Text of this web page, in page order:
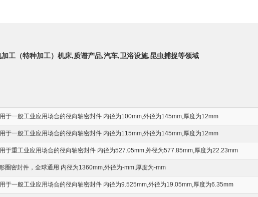
工（特种加工）机床,质谱产品,汽车,卫浴设施,昆虫捕捉等领域
于一般工业应用场合的径向轴密封件 内径为100mm,外径为145mm,厚度为12mm
于一般工业应用场合的径向轴密封件 内径为115mm,外径为145mm,厚度为12mm
于重工业应用场合的径向轴密封件 内径为527.05mm,外径为577.85mm,厚度为22.23mm
圈密封件，全球通用 内径为1360mm,外径为-mm,厚度为-mm
于一般工业应用场合的径向轴密封件 内径为9.525mm,外径为19.05mm,厚度为6.35mm